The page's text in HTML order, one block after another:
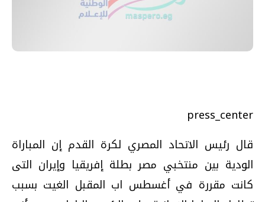
press_center
قال رئيس الاتحاد المصري لكرة القدم إن المباراة
الودية بين منتخبي مصر بطلة إفريقيا وإيران التى
كانت مقررة في أغسطس اب المقبل الغيت بسبب